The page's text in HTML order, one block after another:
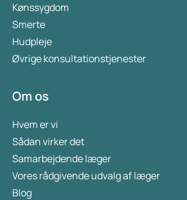
Kønssygdom
Smerte
Hudpleje
Øvrige konsultationstjenester
Om os
Hvem er vi
Sådan virker det
Samarbejdende læger
Vores rådgivende udvalg af læger
Blog